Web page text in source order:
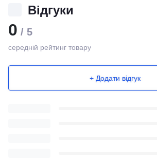
Відгуки
0 / 5
середній рейтинг товару
+ Додати відгук